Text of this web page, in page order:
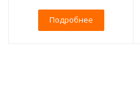
Подробнее